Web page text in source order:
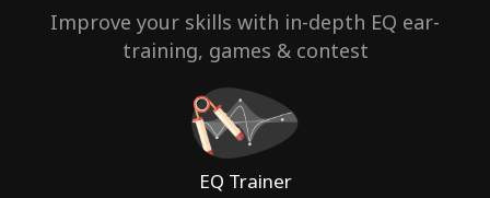
Improve your skills with in-depth EQ ear-
training, games & contest
EQ Trainer